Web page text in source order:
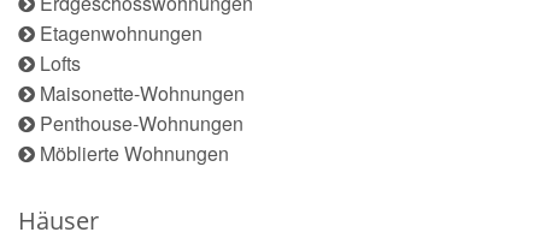
Etagenwohnungen
Lofts
Maisonette-Wohnungen
Penthouse-Wohnungen
Möblierte Wohnungen
Häuser